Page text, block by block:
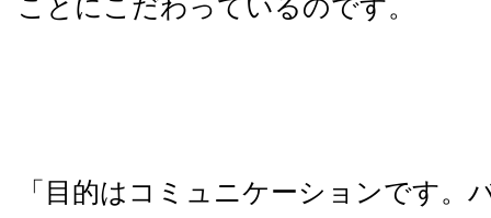
ことにこだわっているのです。
「目的はコミュニケーションです。